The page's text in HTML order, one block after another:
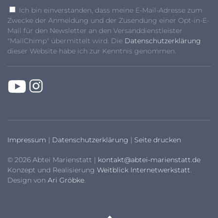
Ich bin einverstanden, dass meine E-Mail-Adresse zum
Zwecke der Anmeldung und der Zusendung einer Opt-in-E-
Mail für den Newsletter an den Versanddienstleister
"MailChimp" übermittelt wird. Die Datenschutzerklärung
dieser Website habe ich zur Kenntnis genommen.
Impressum | Datenschutzerklärung | Seite drucken
© 2026 Abtei Marienstatt | kontakt@abtei-marienstatt.de
Konzept und Realisierung Weitblick Internetwerkstatt.
Design von Ari Gröbke.